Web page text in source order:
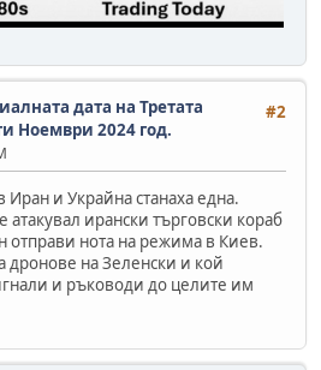
#2
дата на Третата
Ноември 2024 год.
и Украйна станаха една.
атакувал ирански търговски кораб
отправи нота на режима в Киев.
дронове на Зеленски и кой
и ръководи до целите им